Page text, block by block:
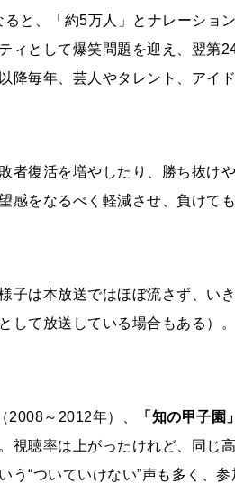
と、「約5万人」とナレーショ
ィとして爆笑問題を迎え、翌第
降毎年、芸人やタレント、アイ
者復活を増やしたり、勝ち抜け
感をなるべく軽減させ、負けて
子は本放送ではほぼ流さず、い
して放送している場合もある）。
2008～2012年）、
「知の甲子園
視聴率は上がったけれど、同じ
う“ついていけない”声も多く、